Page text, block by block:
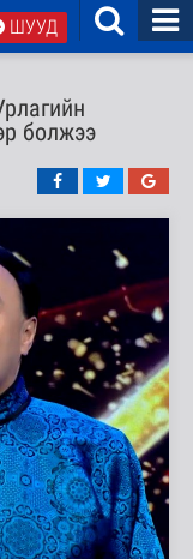
ШУУД
болжээ